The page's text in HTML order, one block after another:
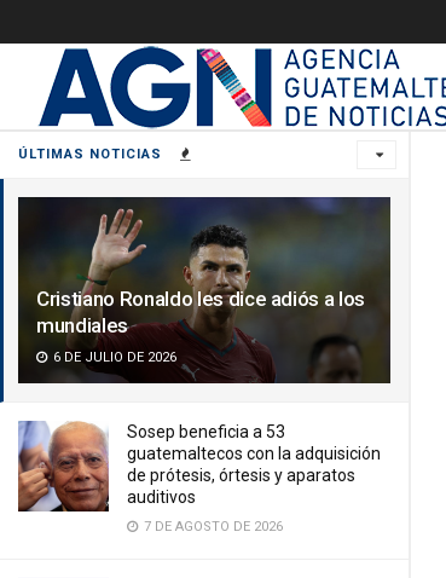
ÚLTIMAS NOTICIAS
Cristiano Ronaldo les dice adiós a los
mundiales
6 DE JULIO DE 2026
Sosep beneficia a 53
guatemaltecos con la adquisición
de prótesis, órtesis y aparatos
auditivos
7 DE AGOSTO DE 2026